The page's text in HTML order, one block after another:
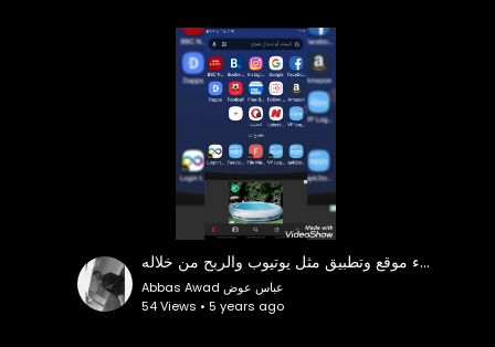
انشاء موقع وتطبيق مثل يوتيوب والربح من خلاله
Abbas Awad عباس عوض
54 Views • 5 years ago